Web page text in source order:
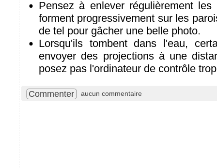
Pensez à enlever régulièrement
forment progressivement sur les
de tel pour gâcher une belle photo.
Lorsqu'ils tombent dans l'eau,
envoyer des projections à une
posez pas l'ordinateur de contrôle
Commenter aucun commentaire